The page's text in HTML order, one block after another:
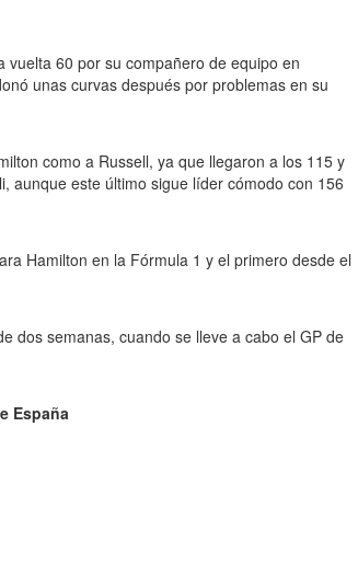
60 por su compañero de equipo en
unas curvas después por problemas en su
como a Russell, ya que llegaron a los 115 y
aunque este último sigue líder cómodo con 156
Hamilton en la Fórmula 1 y el primero desde el
dos semanas, cuando se lleve a cabo el GP de
España